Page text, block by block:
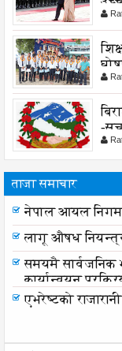
-
ताजा समाचार
नेपाल आयल
लागू औषध
समयमै सार्वजनिक
कार्यान्वयन
एभरेष्टको